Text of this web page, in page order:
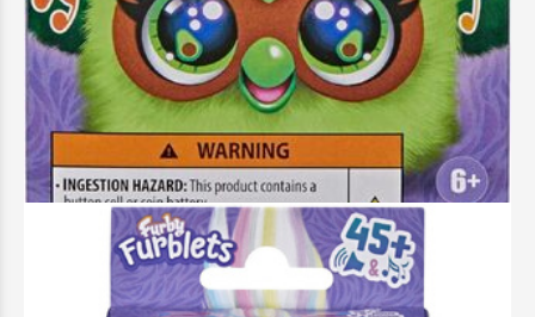
Furby - Furblet Foodies Avo Kah - G3367
12,99 €
Προσθήκη στο Καλάθι
Άμεσα διαθέσιμο